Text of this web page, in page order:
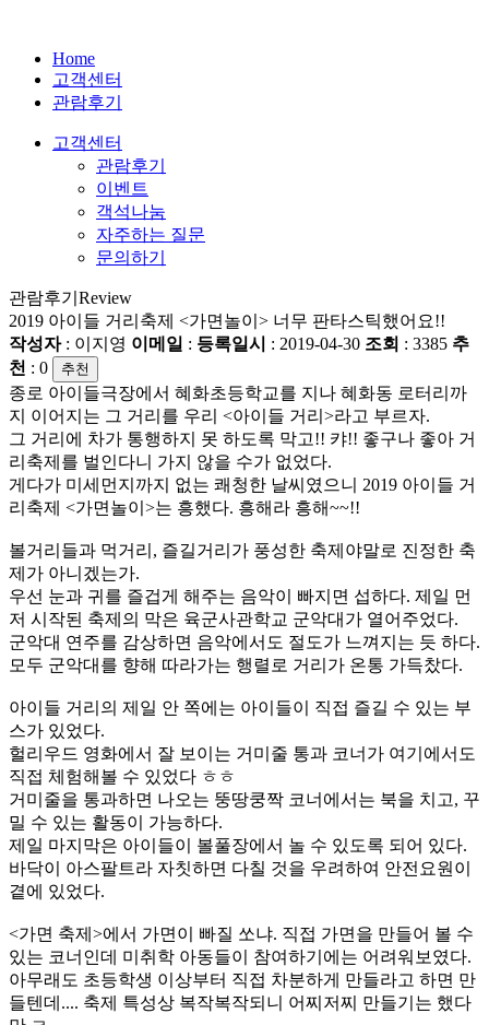
Home
고객센터
관람후기
고객센터
관람후기
이벤트
객석나눔
자주하는 질문
문의하기
관람후기 Review
2019 아이들 거리축제 <가면놀이> 너무 판타스틱했어요!!
작성자: 이지영 이메일 : 등록일시 : 2019-04-30 조회 : 3385 추
천 : 0 추천
종로 아이들극장에서 혜화초등학교를 지나 혜화동 로터리까
지 이어지는 그 거리를 우리 <아이들 거리>라고 부르자.
그 거리에 차가 통행하지 못 하도록 막고!! 캬!! 좋구나 좋아 거
리축제를 벌인다니 가지 않을 수가 없었다.
게다가 미세먼지까지 없는 쾌청한 날씨였으니 ​2019 아이들 거
리축제 <가면놀이>는 흥했다. 흥해라 흥해~~!!
볼거리들과 먹거리, 즐길거리가 풍성한 축제야말로 진정한 축
제가 아니겠는가.
우선 눈과 귀를 즐겁게 해주는 음악이 빠지면 섭하다. 제일 먼
저 시작된 축제의 막은 육군사관학교 군악대가 열어주었다.
군악대 연주를 감상하면 음악에서도 절도가 느껴지는 듯 하다.
모두 군악대를 향해 따라가는 행렬로 거리가 온통 가득찼다.
아이들 거리의 제일 안 쪽에는 아이들이 직접 즐길 수 있는 부
스가 있었다.
헐리우드 영화에서 잘 보이는 거미줄 통과 코너가 여기에서도
직접 체험해볼 수 있었다 ㅎㅎ
거미줄을 통과하면 나오는 뚱땅쿵짝 코너에서는 북을 치고, 꾸
밀 수 있는 활동이 가능하다.
제일 마지막은 아이들이 볼풀장에서 놀 수 있도록 되어 있다.
바닥이 아스팔트라 자칫하면 다칠 것을 우려하여 안전요원이
곁에 있었다.
<가면 축제>에서 가면이 빠질 쏘냐. 직접 가면을 만들어 볼 수
있는 코너인데 미취학 아동들이 참여하기에는 어려워보였다.
아무래도 초등학생 이상부터 직접 차분하게 만들라고 하면 만
들텐데.... 축제 특성상 복작복작되니 어찌저찌 만들기는 했다